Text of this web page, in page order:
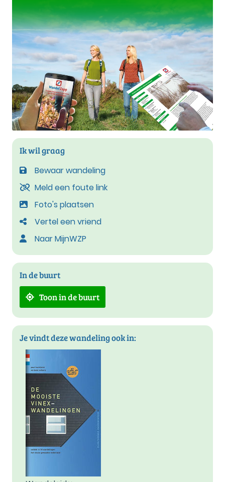
Ik wil graag
Bewaar wandeling
Meld een foute link
Foto's plaatsen
Vertel een vriend
Naar MijnWZP
In de buurt
Toon in de buurt
Je vindt deze wandeling ook in: